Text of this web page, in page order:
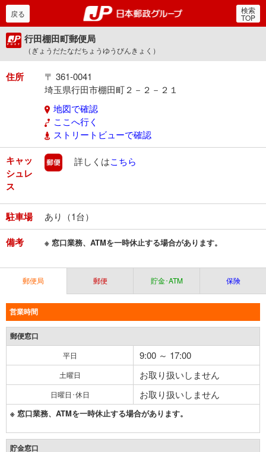
郵便局・日本郵政グルー
戻る 検索
TOP
行田棚田町郵便局
（ぎょうだたなだちょうゆうびんきょく）
住所
〒 361-0041
埼玉県行田市棚田町２－２－２１
地図で確認
ここへ行く
ストリートビューで確認
キャッ
シュレ
ス
郵便
詳しくはこちら
駐車場 あり（1台）
備考 ※ 窓口業務、ATMを一時休止する場合があります。
郵便局 郵便 貯金･ATM 保険
営業時間
郵便窓口
平日 9:00 ～ 17:00
土曜日 お取り扱いしません
日曜日･休日 お取り扱いしません
※ 窓口業務、ATMを一時休止する場合があります。
貯金窓口